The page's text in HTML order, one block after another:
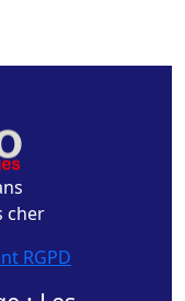
cher
RGPD